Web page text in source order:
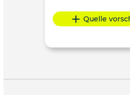
Quelle